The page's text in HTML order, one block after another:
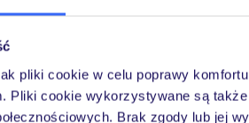
pliki cookie w celu poprawy
Pliki cookie wykorzystywane są
Brak zgody lub jej